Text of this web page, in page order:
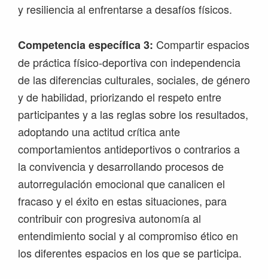
y resiliencia al enfrentarse a desafíos físicos.
Competencia específica 3: Compartir espacios
de práctica físico-deportiva con independencia
de las diferencias culturales, sociales, de género
y de habilidad, priorizando el respeto entre
participantes y a las reglas sobre los resultados,
adoptando una actitud crítica ante
comportamientos antideportivos o contrarios a
la convivencia y desarrollando procesos de
autorregulación emocional que canalicen el
fracaso y el éxito en estas situaciones, para
contribuir con progresiva autonomía al
entendimiento social y al compromiso ético en
los diferentes espacios en los que se participa.